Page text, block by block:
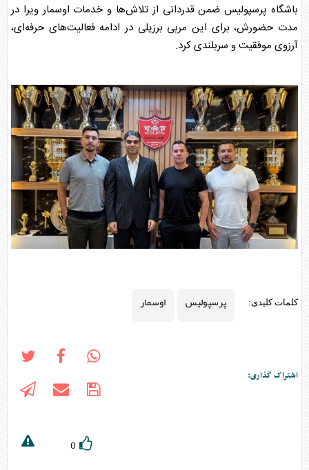
باشگاه پرسپولیسضمن قدردانی از تلاش‌ها و خدمات اوسمار ویرا در
مدت حضورش، برای این مربی برزیلی در ادامه فعالیت‌های حرفه‌ای،
آرزوی موفقیت و سربلندی کرد.
کلمات کلیدی: پرسپولیس اوسمار
اشتراک گذاری:
0